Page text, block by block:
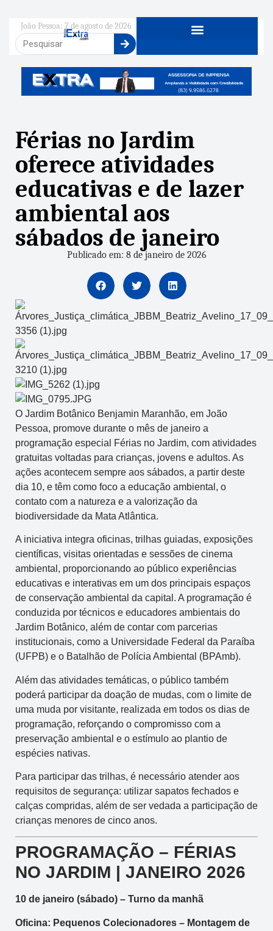
João Pessoa: 7 de agosto de 2026
Férias no Jardim
oferece atividades
educativas e de lazer
ambiental aos
sábados de janeiro
Publicado em: 8 de janeiro de 2026
O Jardim Botânico Benjamin Maranhão, em João
Pessoa, promove durante o mês de janeiro a
programação especial Férias no Jardim, com atividades
gratuitas voltadas para crianças, jovens e adultos. As
ações acontecem sempre aos sábados, a partir deste
dia 10, e têm como foco a educação ambiental, o
contato com a natureza e a valorização da
biodiversidade da Mata Atlântica.
A iniciativa integra oficinas, trilhas guiadas, exposições
científicas, visitas orientadas e sessões de cinema
ambiental, proporcionando ao público experiências
educativas e interativas em um dos principais espaços
de conservação ambiental da capital. A programação é
conduzida por técnicos e educadores ambientais do
Jardim Botânico, além de contar com parcerias
institucionais, como a Universidade Federal da Paraíba
(UFPB) e o Batalhão de Polícia Ambiental (BPAmb).
Além das atividades temáticas, o público também
poderá participar da doação de mudas, com o limite de
uma muda por visitante, realizada em todos os dias de
programação, reforçando o compromisso com a
preservação ambiental e o estímulo ao plantio de
espécies nativas.
Para participar das trilhas, é necessário atender aos
requisitos de segurança: utilizar sapatos fechados e
calças compridas, além de ser vedada a participação de
crianças menores de cinco anos.
PROGRAMAÇÃO – FÉRIAS
NO JARDIM | JANEIRO 2026
10 de janeiro (sábado) – Turno da manhã
Oficina: Pequenos Colecionadores – Montagem de